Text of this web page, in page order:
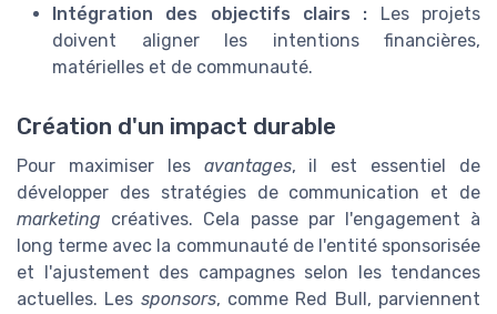
Intégration des objectifs clairs : Les projets
doivent aligner les intentions financières,
matérielles et de communauté.
Création d'un impact durable
Pour maximiser les avantages, il est essentiel de
développer des stratégies de communication et de
marketing créatives. Cela passe par l'engagement à
long terme avec la communauté de l'entité sponsorisée
et l'ajustement des campagnes selon les tendances
actuelles. Les sponsors, comme Red Bull, parviennent